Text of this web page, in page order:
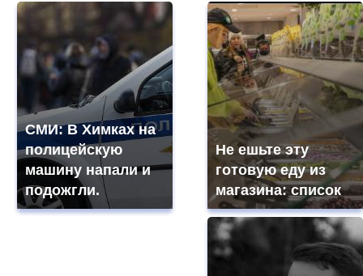
СМИ: В Химках на
полицейскую
машину напали и
подожгли.
Не ешьте эту
готовую еду из
магазина: список